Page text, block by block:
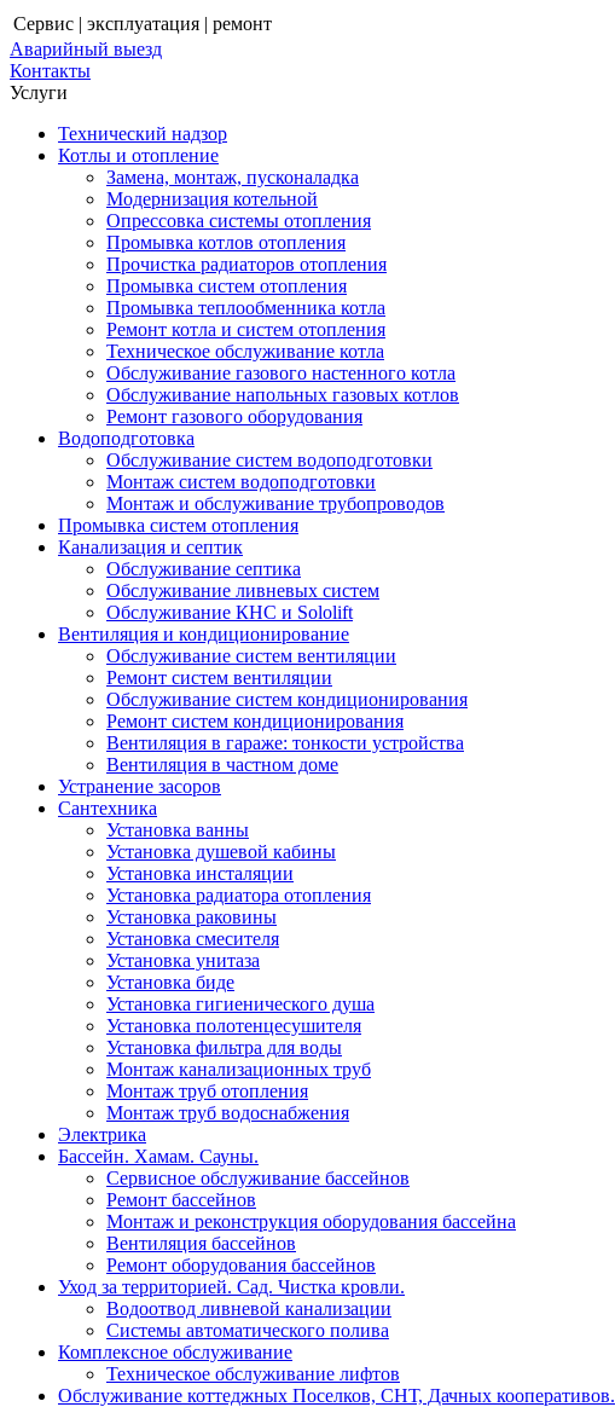
Сервис | эксплуатация | ремонт
Аварийный выезд
Контакты
Услуги
Технический надзор
Котлы и отопление
Замена, монтаж, пусконаладка
Модернизация котельной
Опрессовка системы отопления
Промывка котлов отопления
Прочистка радиаторов отопления
Промывка систем отопления
Промывка теплообменника котла
Ремонт котла и систем отопления
Техническое обслуживание котла
Обслуживание газового настенного котла
Обслуживание напольных газовых котлов
Ремонт газового оборудования
Водоподготовка
Обслуживание систем водоподготовки
Монтаж систем водоподготовки
Монтаж и обслуживание трубопроводов
Промывка систем отопления
Канализация и септик
Обслуживание септика
Обслуживание ливневых систем
Обслуживание КНС и Sololift
Вентиляция и кондиционирование
Обслуживание систем вентиляции
Ремонт систем вентиляции
Обслуживание систем кондиционирования
Ремонт систем кондиционирования
Вентиляция в гараже: тонкости устройства
Вентиляция в частном доме
Устранение засоров
Сантехника
Установка ванны
Установка душевой кабины
Установка инсталяции
Установка радиатора отопления
Установка раковины
Установка смесителя
Установка унитаза
Установка биде
Установка гигиенического душа
Установка полотенцесушителя
Установка фильтра для воды
Монтаж канализационных труб
Монтаж труб отопления
Монтаж труб водоснабжения
Электрика
Бассейн. Хамам. Сауны.
Сервисное обслуживание бассейнов
Ремонт бассейнов
Монтаж и реконструкция оборудования бассейна
Вентиляция бассейнов
Ремонт оборудования бассейнов
Уход за территорией. Сад. Чистка кровли.
Водоотвод ливневой канализации
Системы автоматического полива
Комплексное обслуживание
Техническое обслуживание лифтов
Обслуживание коттеджных Поселков, СНТ, Дачных кооперативов.